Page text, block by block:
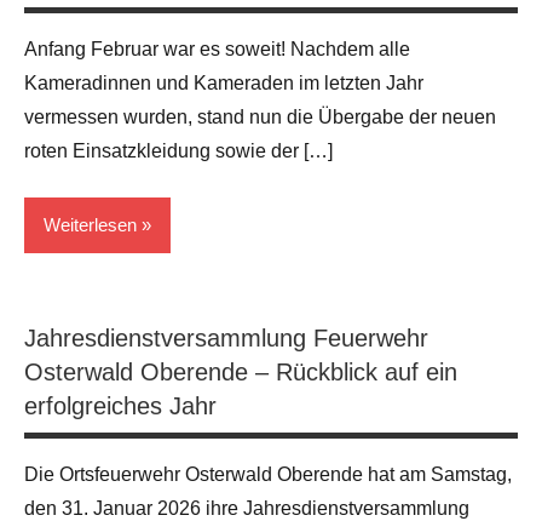
Anfang Februar war es soweit! Nachdem alle
Kameradinnen und Kameraden im letzten Jahr
vermessen wurden, stand nun die Übergabe der neuen
roten Einsatzkleidung sowie der […]
Weiterlesen
Jahresdienstversammlung Feuerwehr
Osterwald Oberende – Rückblick auf ein
erfolgreiches Jahr
Die Ortsfeuerwehr Osterwald Oberende hat am Samstag,
den 31. Januar 2026 ihre Jahresdienstversammlung